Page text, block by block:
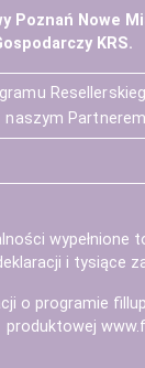
Poznań Nowe
KRS.
naszym
wypełnione
i tysiące
o programie
produktowej